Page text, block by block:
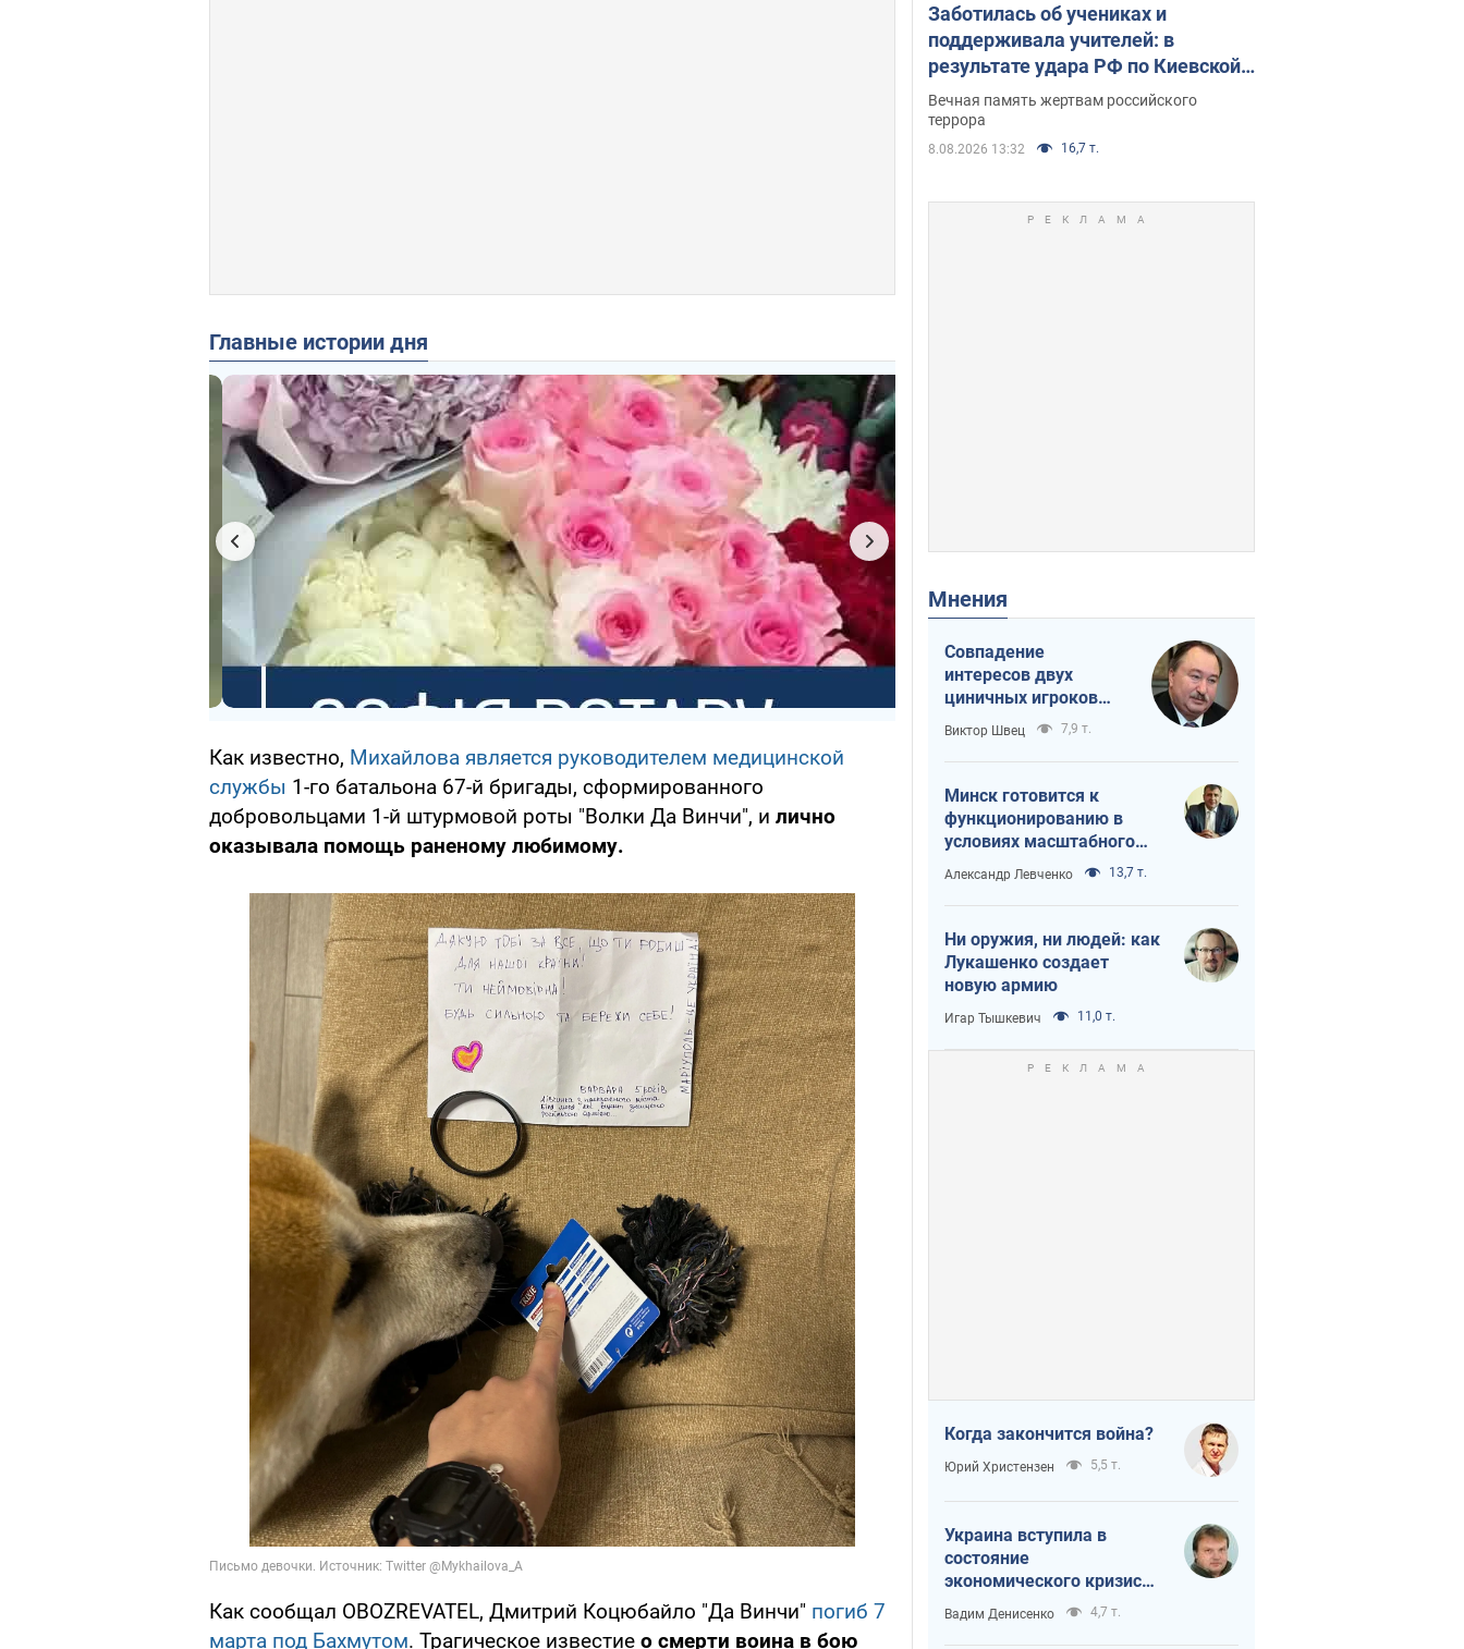
Главные истории дня
Как известно, Михайлова является руководителем медицинской
службы 1-го батальона 67-й бригады, сформированного
добровольцами 1-й штурмовой роты "Волки Да Винчи", и лично
оказывала помощь раненому любимому.
Как сообщал OBOZREVATEL, Дмитрий Коцюбайло "Да Винчи" погиб 7
марта под Бахмутом. Трагическое известие о смерти воина в бою
Заботилась об учениках и
поддерживала учителей: в
результате удара РФ по Киевской
области погибли директор
киевского лицея, её муж и внук
Вечная память жертвам российского
террора
8.08.2026 13:32 16,7 т.
Мнения
Совпадение
интересов двух
циничных игроков
или тайный план
Трампа и Путина?
Виктор Швец 7,9 т.
Минск готовится к
функционированию в
условиях масштабного
военного кризиса
Александр Левченко 13,7 т.
Ни оружия, ни людей: как
Лукашенко создает
новую армию
Игар Тышкевич 11,0 т.
Когда закончится война?
Юрий Христензен 5,5 т.
Украина вступила в
состояние
экономического кризиса.
Есть ли свет в конце
туннеля?
Вадим Денисенко 4,7 т.